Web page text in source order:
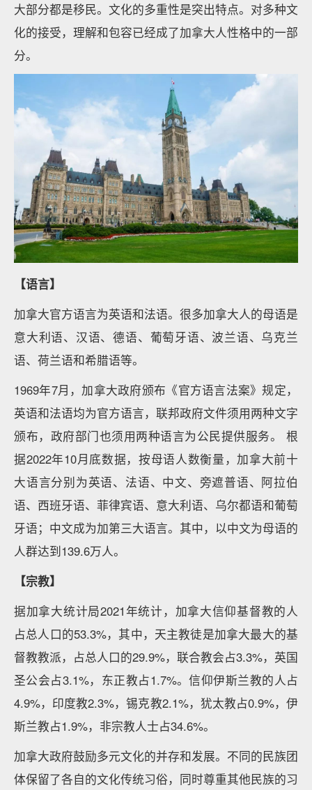
大部分都是移民。文化的多重性是突出特点。对多种文
化的接受，理解和包容已经成了加拿大人性格中的一部
分。
【语言】
加拿大官方语言为英语和法语。很多加拿大人的母语是
意大利语、汉语、德语、葡萄牙语、波兰语、乌克兰
语、荷兰语和希腊语等。
1969年7月，加拿大政府颁布《官方语言法案》规定，
英语和法语均为官方语言，联邦政府文件须用两种文字
颁布，政府部门也须用两种语言为公民提供服务。 根
据2022年10月底数据，按母语人数衡量，加拿大前十
大语言分别为英语、法语、中文、旁遮普语、阿拉伯
语、西班牙语、菲律宾语、意大利语、乌尔都语和葡萄
牙语；中文成为加第三大语言。其中，以中文为母语的
人群达到139.6万人。
【宗教】
据加拿大统计局2021年统计，加拿大信仰基督教的人
占总人口的53.3%，其中，天主教徒是加拿大最大的基
督教教派，占总人口的29.9%，联合教会占3.3%，英国
圣公会占3.1%，东正教占1.7%。信仰伊斯兰教的人占
4.9%，印度教2.3%，锡克教2.1%，犹太教占0.9%，伊
斯兰教占1.9%，非宗教人士占34.6%。
加拿大政府鼓励多元文化的并存和发展。不同的民族团
体保留了各自的文化传统习俗，同时尊重其他民族的习